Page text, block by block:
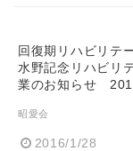
回復期リハビリテ
水野記念リハビリ
業のお知らせ
昭愛会
2016/1/28